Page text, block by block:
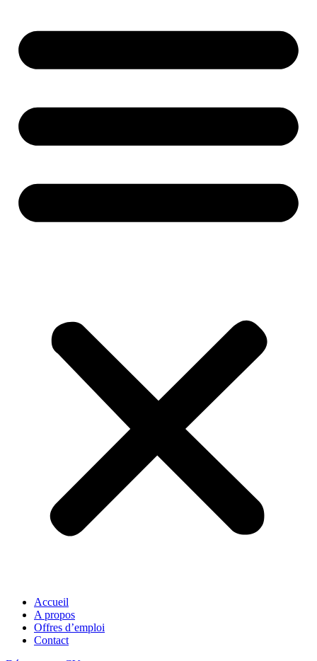
Accueil
A propos
Offres d’emploi
Contact